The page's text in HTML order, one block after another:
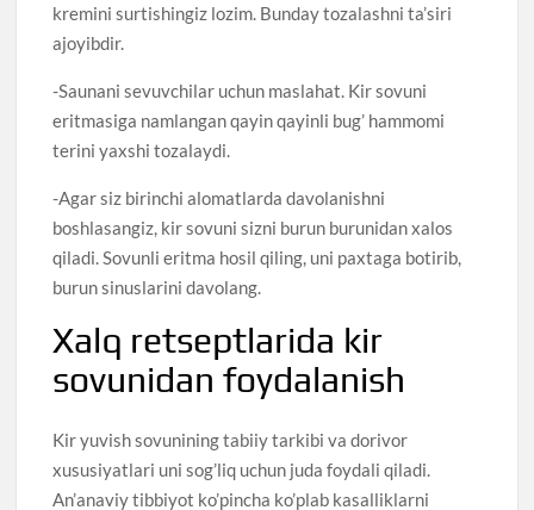
kremini surtishingiz lozim. Bunday tozalashni ta’siri
ajoyibdir.
-Saunani sevuvchilar uchun maslahat. Kir sovuni
eritmasiga namlangan qayin qayinli bug’ hammomi
terini yaxshi tozalaydi.
-Agar siz birinchi alomatlarda davolanishni
boshlasangiz, kir sovuni sizni burun burunidan xalos
qiladi. Sovunli eritma hosil qiling, uni paxtaga botirib,
burun sinuslarini davolang.
Xalq retseptlarida kir
sovunidan foydalanish
Kir yuvish sovunining tabiiy tarkibi va dorivor
xususiyatlari uni sog’liq uchun juda foydali qiladi.
An’anaviy tibbiyot ko’pincha ko’plab kasalliklarni